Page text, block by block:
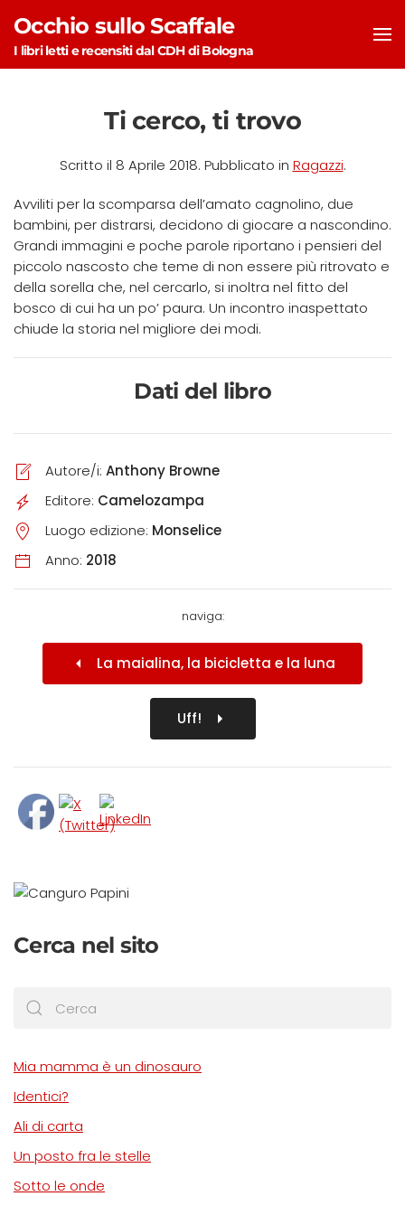
Skip to main content
Occhio sullo Scaffale
I libri letti e recensiti dal CDH di Bologna
Ti cerco, ti trovo
Scritto il 8 Aprile 2018. Pubblicato in Ragazzi.
Avviliti per la scomparsa dell’amato cagnolino, due
bambini, per distrarsi, decidono di giocare a nascondino.
Grandi immagini e poche parole riportano i pensieri del
piccolo nascosto che teme di non essere più ritrovato e
della sorella che, nel cercarlo, si inoltra nel fitto del
bosco di cui ha un po’ paura. Un incontro inaspettato
chiude la storia nel migliore dei modi.
Dati del libro
Autore/i: Anthony Browne
Editore: Camelozampa
Luogo edizione: Monselice
Anno: 2018
naviga:
La maialina, la bicicletta e la luna
Uff!
Cerca nel sito
Mia mamma è un dinosauro
Identici?
Ali di carta
Un posto fra le stelle
Sotto le onde